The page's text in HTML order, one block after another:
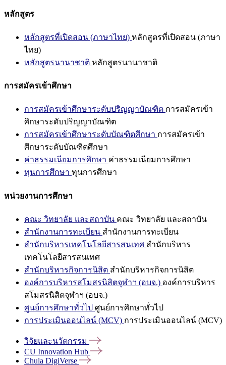
หลักสูตร
หลักสูตรที่เปิดสอน (ภาษาไทย) หลักสูตรที่เปิดสอน (ภาษา
ไทย)
หลักสูตรนานาชาติ หลักสูตรนานาชาติ
การสมัครเข้าศึกษา
การสมัครเข้าศึกษาระดับปริญญาบัณฑิต การสมัครเข้า
ศึกษาระดับปริญญาบัณฑิต
การสมัครเข้าศึกษาระดับบัณฑิตศึกษา การสมัครเข้า
ศึกษาระดับบัณฑิตศึกษา
ค่าธรรมเนียมการศึกษา ค่าธรรมเนียมการศึกษา
ทุนการศึกษา ทุนการศึกษา
หน่วยงานการศึกษา
คณะ วิทยาลัย และสถาบัน คณะ วิทยาลัย และสถาบัน
สำนักงานการทะเบียน สำนักงานการทะเบียน
สำนักบริหารเทคโนโลยีสารสนเทศ สำนักบริหาร
เทคโนโลยีสารสนเทศ
สำนักบริหารกิจการนิสิต สำนักบริหารกิจการนิสิต
องค์การบริหารสโมสรนิสิตจุฬาฯ (อบจ.) องค์การบริหาร
สโมสรนิสิตจุฬาฯ (อบจ.)
ศูนย์การศึกษาทั่วไป ศูนย์การศึกษาทั่วไป
การประเมินออนไลน์ (MCV) การประเมินออนไลน์ (MCV)
วิจัยและนวัตกรรม
CU Innovation Hub
Chula DigiVerse